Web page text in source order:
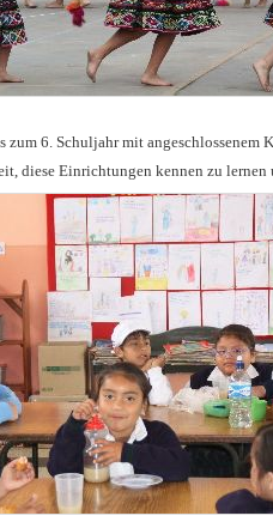
6. Schuljahr mit angeschlossenem
diese Einrichtungen kennen zu